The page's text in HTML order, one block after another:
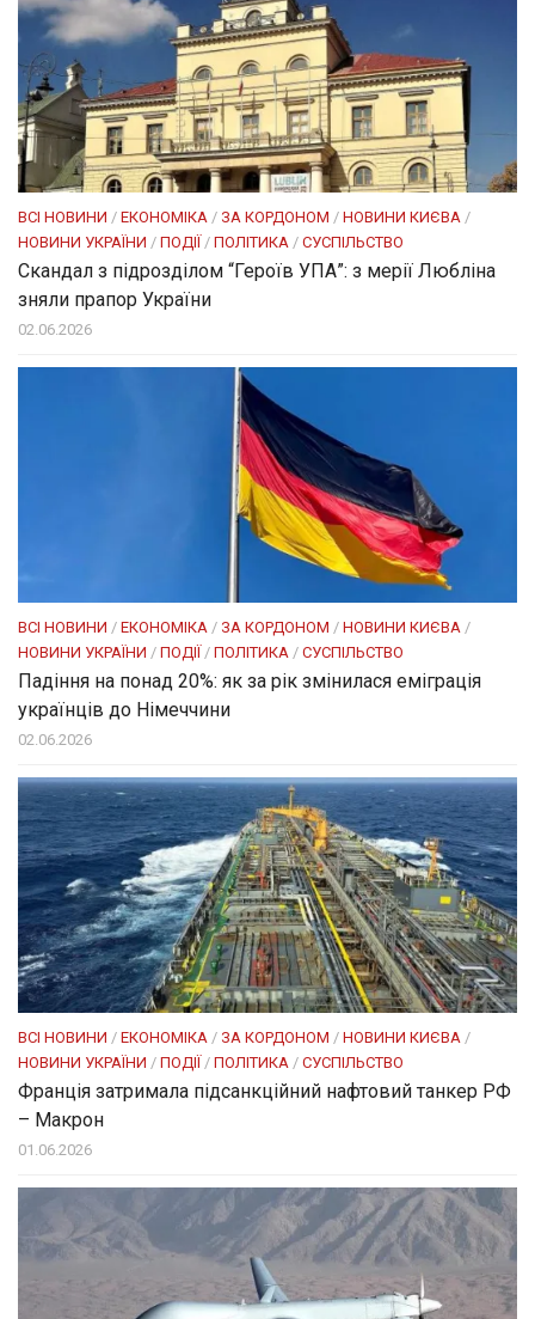
ВСІ НОВИНИ / ЕКОНОМІКА / ЗА КОРДОНОМ / НОВИНИ КИЄВА /
НОВИНИ УКРАЇНИ / ПОДІЇ / ПОЛІТИКА / СУСПІЛЬСТВО
Скандал з підрозділом “Героїв УПА”: з мерії Любліна
зняли прапор України
02.06.2026
ВСІ НОВИНИ / ЕКОНОМІКА / ЗА КОРДОНОМ / НОВИНИ КИЄВА /
НОВИНИ УКРАЇНИ / ПОДІЇ / ПОЛІТИКА / СУСПІЛЬСТВО
Падіння на понад 20%: як за рік змінилася еміграція
українців до Німеччини
02.06.2026
ВСІ НОВИНИ / ЕКОНОМІКА / ЗА КОРДОНОМ / НОВИНИ КИЄВА /
НОВИНИ УКРАЇНИ / ПОДІЇ / ПОЛІТИКА / СУСПІЛЬСТВО
Франція затримала підсанкційний нафтовий танкер РФ
– Макрон
01.06.2026